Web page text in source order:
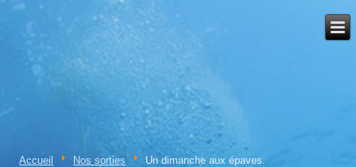
Accueil Nos sorties Un dimanche aux épaves.